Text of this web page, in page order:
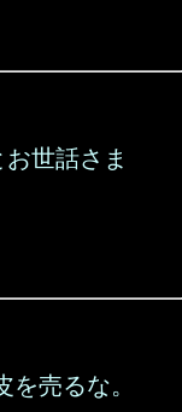
世話さま
売るな。